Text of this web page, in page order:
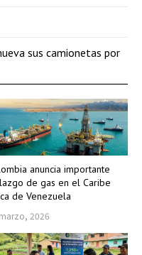
anuncia importante
de gas en el Caribe
de Venezuela
2026
sus camionetas por